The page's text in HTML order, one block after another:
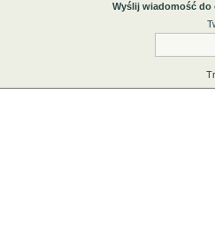
Wyślij wiadomość